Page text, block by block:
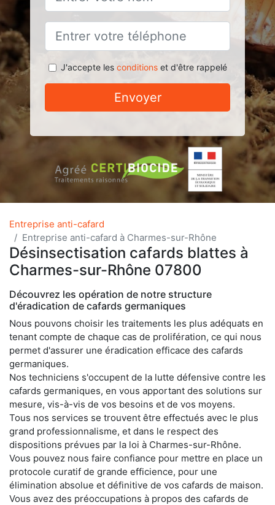
J'accepte les conditionset d'être rappelé
Envoyer
Entreprise anti-cafard
Entreprise anti-cafard à Charmes-sur-Rhône
Désinsectisation cafards blattes à
Charmes-sur-Rhône 07800
Découvrez les opération de notre structure
d'éradication de cafards germaniques
Nous pouvons choisir les traitements les plus adéquats en
tenant compte de chaque cas de prolifération, ce qui nous
permet d'assurer une éradication efficace des cafards
germaniques.
Nos techniciens s'occupent de la lutte défensive contre les
cafards germaniques, en vous apportant des solutions sur
mesure, vis-à-vis de vos besoins et de vos moyens.
Tous nos services se trouvent être effectués avec le plus
grand professionnalisme, et dans le respect des
dispositions prévues par la loi à Charmes-sur-Rhône.
Vous pouvez nous faire confiance pour mettre en place un
protocole curatif de grande efficience, pour une
élimination absolue et définitive de vos cafards de maison.
Vous avez des préoccupations à propos des cafards de